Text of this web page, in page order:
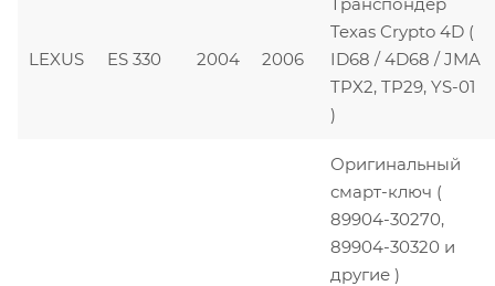
LEXUS ES 330 2004 2006
Texas Crypto 4D (
ID68 / 4D68 / JMA
TPX2, TP29, YS-01
)
Оригинальный
смарт-ключ (
89904-30270,
89904-30320 и
другие )